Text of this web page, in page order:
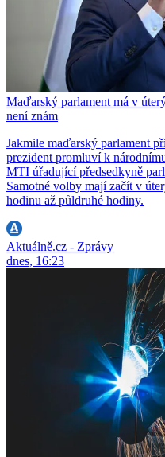
Maďarský parlament má v
není znám
Jakmile maďarský parlament
prezident promluví k
MTI úřadující předsedkyně
Samotné volby mají začít v
hodinu až půldruhé hodiny.
Aktuálně.cz - Zprávy
dnes, 16:23